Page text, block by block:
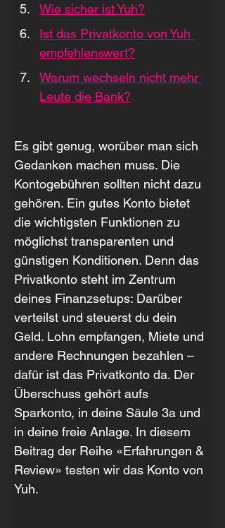
Wie sicher ist Yuh?
Ist das Privatkonto von Yuh
empfehlenswert?
Warum wechseln nicht mehr
Leute die Bank?
Es gibt genug, worüber man sich
Gedanken machen muss. Die
Kontogebühren sollten nicht dazu
gehören. Ein gutes Konto bietet
die wichtigsten Funktionen zu
möglichst transparenten und
günstigen Konditionen. Denn das
Privatkonto steht im Zentrum
deines Finanzsetups: Darüber
verteilst und steuerst du dein
Geld. Lohn empfangen, Miete und
andere Rechnungen bezahlen –
dafür ist das Privatkonto da. Der
Überschuss gehört aufs
Sparkonto, in deine Säule 3a und
in deine freie Anlage. In diesem
Beitrag der Reihe «Erfahrungen &
Review» testen wir das Konto von
Yuh.